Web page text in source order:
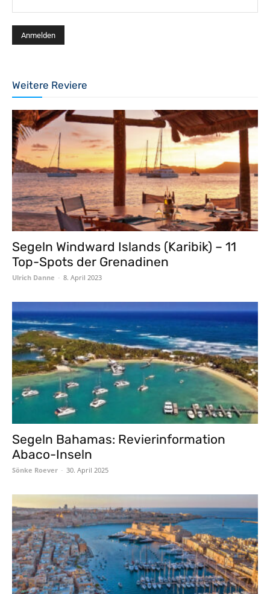
Weitere Reviere
Segeln Windward Islands (Karibik) – 11
Top-Spots der Grenadinen
Ulrich Danne - 8. April 2023
Segeln Bahamas: Revierinformation
Abaco-Inseln
Sönke Roever - 30. April 2025